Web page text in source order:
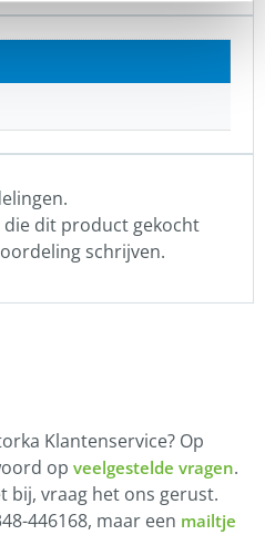
die dit product gekocht
schrijven.
Klantenservice? Op
op veelgestelde vragen.
bij, vraag het ons gerust.
446168, maar een mailtje